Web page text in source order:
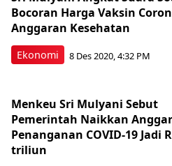
Ekonomi
Bocoran Harga Vaksin
Anggaran Kesehatan
8 Des 2020, 4:32 PM
Menkeu Sri Mulyani Sebut
Pemerintah Naikkan
Penanganan COVID-19 Jadi
triliun